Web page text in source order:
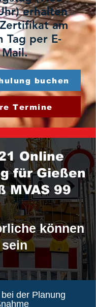
erhalten
am
Tag per E-
Mail.
buchen
Termine
Online
für Gießen
MVAS 99
können
sein
der Planung